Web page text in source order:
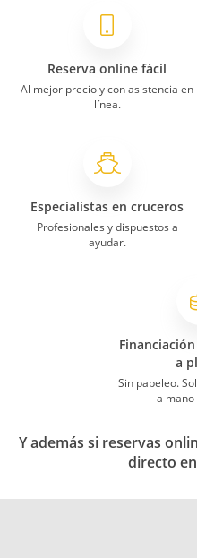
Reserva online fácil
Al mejor precio y con asistencia en
línea.
Especialistas en cruceros
Profesionales y dispuestos a
ayudar.
a
Sin papeleo.
a
Y además si reservas
directo